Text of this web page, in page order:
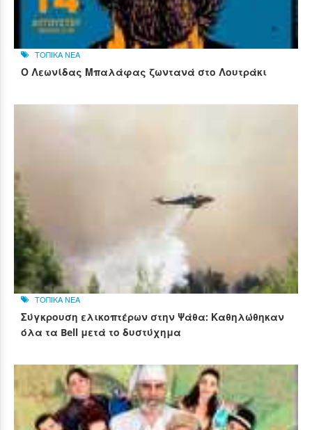
ΤΟΠΙΚΑ ΝΕΑ
Ο Λεωνίδας Μπαλάφας ζωντανά στο Λουτράκι
ΤΟΠΙΚΑ ΝΕΑ
Σύγκρουση ελικοπτέρων στην Ψάθα: Καθηλώθηκαν
όλα τα Bell μετά το δυστύχημα